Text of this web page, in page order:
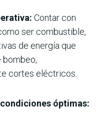
Contar con
ser combustible,
de energía que
cortes eléctricos.
óptimas: